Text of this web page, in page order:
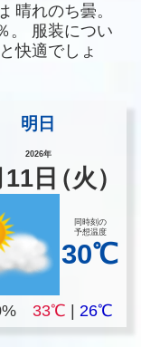
晴れのち曇。
。
服装につい
快適でしょ
明日
2026年
11日（火）
同時刻の
予想温度
30℃
33℃ |26℃